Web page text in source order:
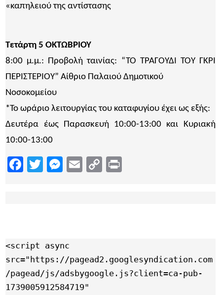
«καπηλειού της αντίστασης
Τετάρτη 5 ΟΚΤΩΒΡΙΟΥ
8:00 μ.μ.: Προβολή ταινίας: “ΤΟ ΤΡΑΓΟΥΔΙ ΤΟΥ ΓΚΡΙ
ΠΕΡΙΣΤΕΡΙΟΥ” Αίθριο Παλαιού Δημοτικού
Νοσοκομείου
*Το ωράριο λειτουργίας του καταφυγίου έχει ως εξής:
Δευτέρα έως Παρασκευή 10:00-13:00 και Κυριακή
10:00-13:00
Facebook
TwitterMessenger
EmailCopy
<script async
src="https://pagead2.googlesyndication.com
/pagead/js/adsbygoogle.js?client=ca-pub-
1739005912584719"